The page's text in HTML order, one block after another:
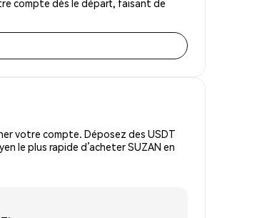
compte dès le départ, faisant de
votre compte. Déposez des USDT
le plus rapide d’acheter SUZAN en